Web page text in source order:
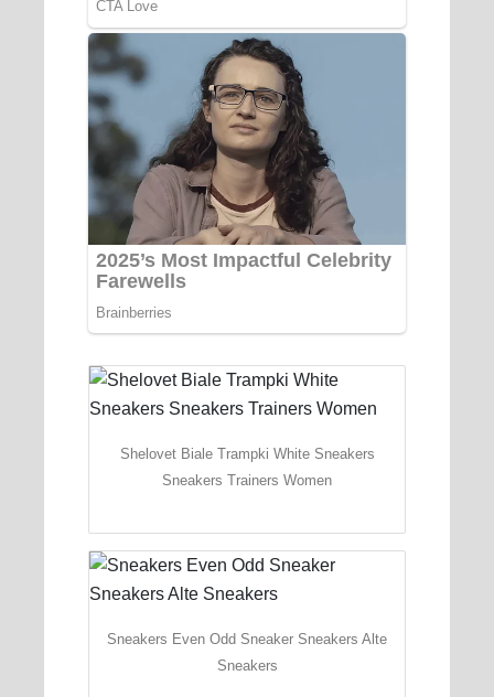
Shelovet Biale Trampki White Sneakers
Sneakers Trainers Women
Sneakers Even Odd Sneaker Sneakers Alte
Sneakers